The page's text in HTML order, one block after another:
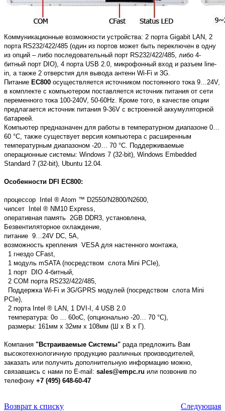
Коммуникационные возможности устройства: 2 порта Gigabit LAN, 2
порта RS232/422/485 (один из портов может быть переключен в одну
из опций – либо последовательный порт RS232/422/485, либо 4-
битный порт DIO), 4 порта USB 2.0, микрофонный вход и разъем line-
in, а также 2 отверстия для вывода антенн Wi-Fi и 3G.
Питание EC800 осуществляется источником постоянного тока 9…24V,
в комплекте с компьютером поставляется источник питания от сети
переменного тока 100-240V, 50-60Hz. Кроме того, в качестве опции
предлагается источник питания 9-36V с встроенной аккумуляторной
батареей.
Компьютер предназначен для работы в температурном диапазоне 0…
60 °C, также существует версия компьютера с расширенным
температурным диапазоном -20… 70 °C. Поддерживаемые
операционные системы: Windows 7 (32-bit), Windows Embedded
Standard 7 (32-bit), Ubuntu 12.04.
Особенности DFI EC800:
процессор Intel ® Atom ™ D2550/N2800/N2600,
чипсет Intel ® NM10 Express,
оперативная память 2GB DDR3, установлена,
Безвентиляторное охлаждение,
питание 9…24V DC, 5A,
возможность крепления VESA для настенного монтажа,
1 гнездо CFast,
1 модуль mSATA (посредством слота Mini PCIe),
1 порт DIO 4-битный,
2 COM порта RS232/422/485,
Поддержка Wi-Fi и 3G/GPRS модулей (посредством слота Mini
PCIe),
2 порта Intel ® LAN, 1 DVI-I, 4 USB 2.0
температура: 0о … 60оС, (опционально -20… 70 °C),
размеры: 161мм х 32мм х 108мм (Ш х В х Г).
Компания "Встраиваемые Системы" рада предложить Вам
высокотехнологичную продукцию различных производителей,
заказать или получить дополнительную информацию можно,
связавшись с нами по E-mail: sales@empc.ru или позвонив по
телефону +7 (495) 648-60-47
Возврат к списку
Следующая